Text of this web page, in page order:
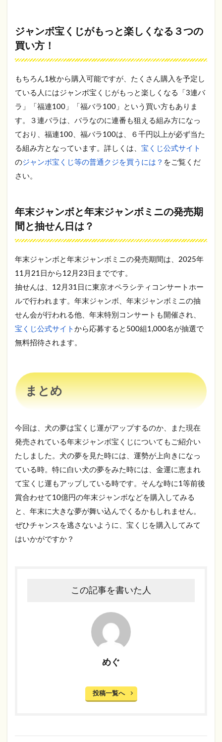
ジャンボ宝くじがもっと楽しくなる３つの
買い方！
もちろん1枚から購入可能ですが、たくさん購入を予定し
ている人にはジャンボ宝くじがもっと楽しくなる「3連バ
ラ」「福連100」「福バラ100」という買い方もありま
す。３連バラは、バラなのに連番も狙える組み方になっ
ており、福連100、福バラ100は、６千円以上が必ず当た
る組み方となっています。詳しくは、 宝くじ公式サイト
のジャンボ宝くじ等の普通クジを買うには？ をご覧くだ
さい。
年末ジャンボと年末ジャンボミニの発売期
間と抽せん日は？
年末ジャンボと年末ジャンボミニの発売期間は、2025年
11月21日から12月23日までです。
抽せんは、12月31日に東京オペラシティコンサートホー
ルで行われます。年末ジャンボ、年末ジャンボミニの抽
せん会が行われる他、年末特別コンサートも開催され、
宝くじ公式サイト から応募すると500組1,000名が抽選で
無料招待されます。
まとめ
今回は、犬の夢は宝くじ運がアップするのか、また現在
発売されている年末ジャンボ宝くじについてもご紹介い
たしました。犬の夢を見た時には、運勢が上向きになっ
ている時。特に白い犬の夢をみた時には、金運に恵まれ
て宝くじ運もアップしている時です。そんな時に1等前後
賞合わせて10億円の年末ジャンボなどを購入してみる
と、年末に大きな夢が舞い込んでくるかもしれません。
ぜひチャンスを逃さないように、宝くじを購入してみて
はいかがですか？
この記事を書いた人
めぐ
投稿一覧へ